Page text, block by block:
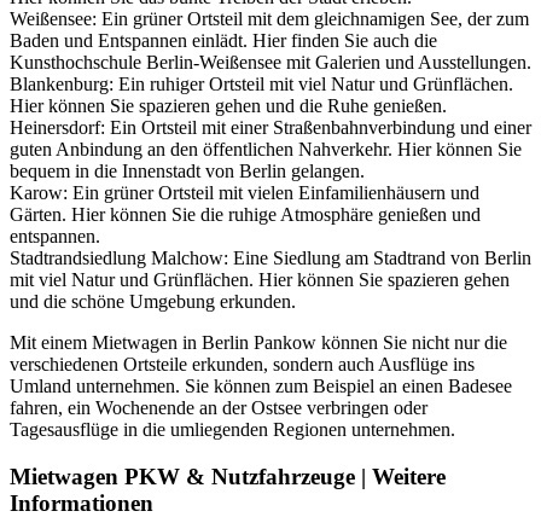
Weißensee: Ein grüner Ortsteil mit dem gleichnamigen See, der zum
Baden und Entspannen einlädt. Hier finden Sie auch die
Kunsthochschule Berlin-Weißensee mit Galerien und Ausstellungen.
Blankenburg: Ein ruhiger Ortsteil mit viel Natur und Grünflächen.
Hier können Sie spazieren gehen und die Ruhe genießen.
Heinersdorf: Ein Ortsteil mit einer Straßenbahnverbindung und einer
guten Anbindung an den öffentlichen Nahverkehr. Hier können Sie
bequem in die Innenstadt von Berlin gelangen.
Karow: Ein grüner Ortsteil mit vielen Einfamilienhäusern und
Gärten. Hier können Sie die ruhige Atmosphäre genießen und
entspannen.
Stadtrandsiedlung Malchow: Eine Siedlung am Stadtrand von Berlin
mit viel Natur und Grünflächen. Hier können Sie spazieren gehen
und die schöne Umgebung erkunden.
Mit einem Mietwagen in Berlin Pankow können Sie nicht nur die
verschiedenen Ortsteile erkunden, sondern auch Ausflüge ins
Umland unternehmen. Sie können zum Beispiel an einen Badesee
fahren, ein Wochenende an der Ostsee verbringen oder
Tagesausflüge in die umliegenden Regionen unternehmen.
Mietwagen PKW & Nutzfahrzeuge | Weitere
Informationen